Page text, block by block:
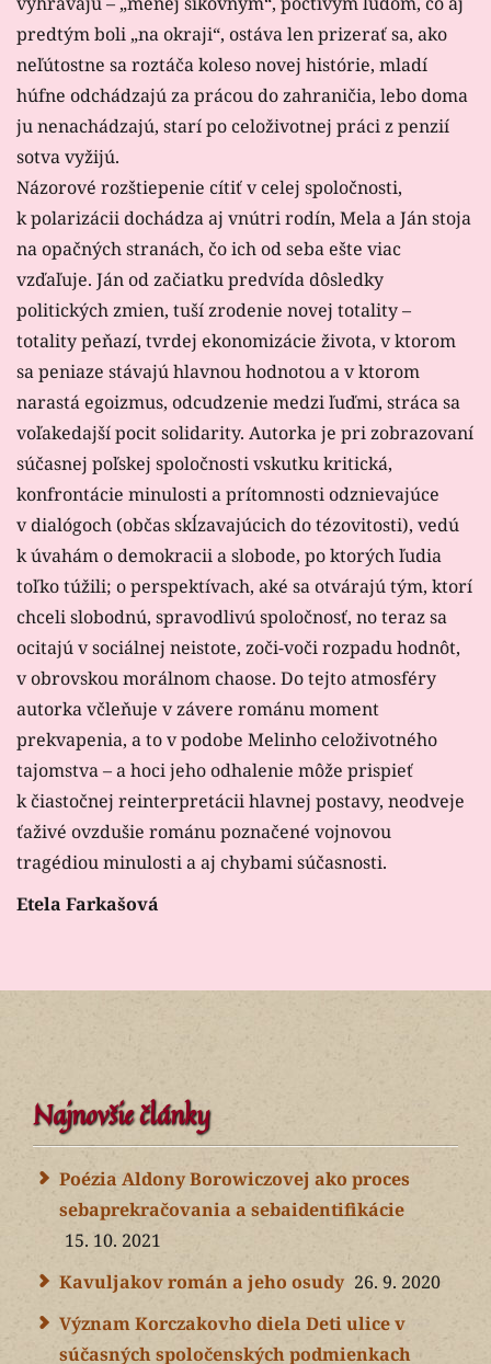
predtým boli „na okraji“, ostáva len prizerať sa, ako
neľútostne sa roztáča koleso novej histórie, mladí
húfne odchádzajú za prácou do zahraničia, lebo doma
ju nenachádzajú, starí po celoživotnej práci z penzií
sotva vyžijú.
Názorové rozštiepenie cítiť v celej spoločnosti,
k polarizácii dochádza aj vnútri rodín, Mela a Ján stoja
na opačných stranách, čo ich od seba ešte viac
vzďaľuje. Ján od začiatku predvída dôsledky
politických zmien, tuší zrodenie novej totality –
totality peňazí, tvrdej ekonomizácie života, v ktorom
sa peniaze stávajú hlavnou hodnotou a v ktorom
narastá egoizmus, odcudzenie medzi ľuďmi, stráca sa
voľakedajší pocit solidarity. Autorka je pri zobrazovaní
súčasnej poľskej spoločnosti vskutku kritická,
konfrontácie minulosti a prítomnosti odznievajúce
v dialógoch (občas skĺzavajúcich do tézovitosti), vedú
k úvahám o demokracii a slobode, po ktorých ľudia
toľko túžili; o perspektívach, aké sa otvárajú tým, ktorí
chceli slobodnú, spravodlivú spoločnosť, no teraz sa
ocitajú v sociálnej neistote, zoči-voči rozpadu hodnôt,
v obrovskou morálnom chaose. Do tejto atmosféry
autorka včleňuje v závere románu moment
prekvapenia, a to v podobe Melinho celoživotného
tajomstva – a hoci jeho odhalenie môže prispieť
k čiastočnej reinterpretácii hlavnej postavy, neodveje
ťaživé ovzdušie románu poznačené vojnovou
tragédiou minulosti a aj chybami súčasnosti.
Etela Farkašová
Najnovšie články
Poézia Aldony Borowiczovej ako proces
sebaprekračovania a sebaidentifikácie
15. 10. 2021
Kavuljakov román a jeho osudy 26. 9. 2020
Význam Korczakovho diela Deti ulice v
súčasných spoločenských podmienkach